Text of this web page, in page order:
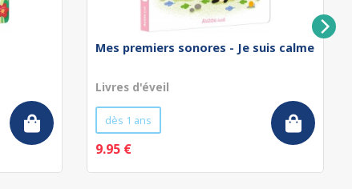
Mes premiers sonores - Je suis calme
Livres d'éveil
dès 1 ans
9.95 €